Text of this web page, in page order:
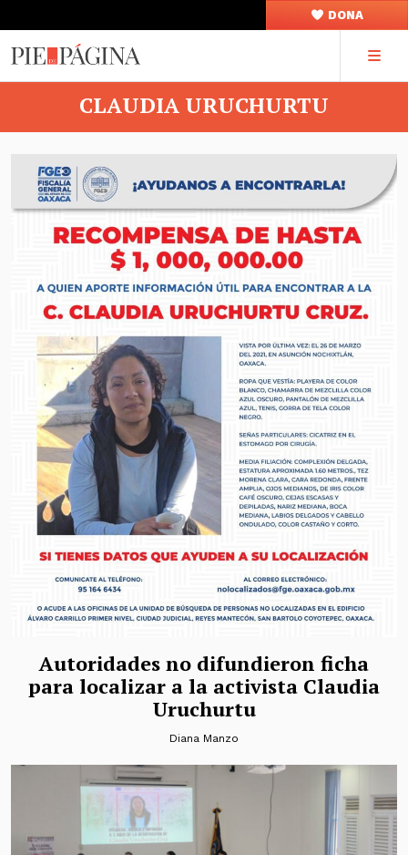
DONA
CLAUDIA URUCHURTU
Autoridades no difundieron ficha
para localizar a la activista Claudia
Uruchurtu
Diana Manzo